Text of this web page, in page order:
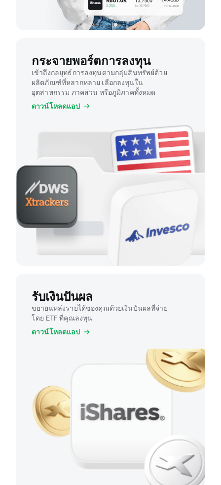
กระจายพอร์ตการลงทุน
เข้าถึงกลยุทธ์การลงทุนตามกลุ่มสินทรัพย์ด้วย
ผลิตภัณฑ์ที่หลากหลาย เลือกลงทุนใน
อุตสาหกรรม ภาคส่วน หรือภูมิภาคทั้งหมด
ดาวน์โหลดแอป
รับเงินปันผล
ขยายแหล่งรายได้ของคุณด้วยเงินปันผลที่จ่าย
โดย ETF ที่คุณลงทุน
ดาวน์โหลดแอป